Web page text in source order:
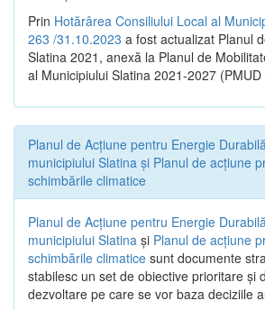
Prin Hotărârea Consiliului Local al
263 /31.10.2023 a fost actualizat Planul
Slatina 2021, anexă la Planul de
al Municipiului Slatina 2021-2027 (PMUD
Planul de Acţiune pentru Energie
municipiului Slatina şi Planul de acţiune
schimbările climatice
Planul de Acţiune pentru Energie
municipiului Slatina şi Planul de acţiune
schimbările climatice sunt documente
stabilesc un set de obiective prioritare şi
dezvoltare pe care se vor baza deciziile